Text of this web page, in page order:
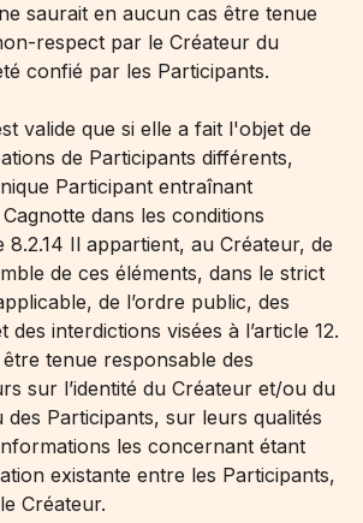
saurait en aucun cas être tenue
respect par le Créateur du
confié par les Participants.
valide que si elle a fait l'objet de
de Participants différents,
Participant entraînant
dans les conditions
8.2.14 Il appartient, au Créateur, de
de ces éléments, dans le strict
de l’ordre public, des
interdictions visées à l’article 12.
tenue responsable des
sur l’identité du Créateur et/ou du
des Participants, sur leurs qualités
les concernant étant
existante entre les Participants,
Créateur.